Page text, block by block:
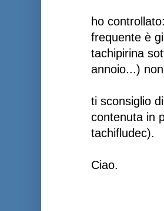
ho
frequente è
tachipirina
annoio...)
ti sconsiglio
contenuta in
tachifludec).
Ciao.